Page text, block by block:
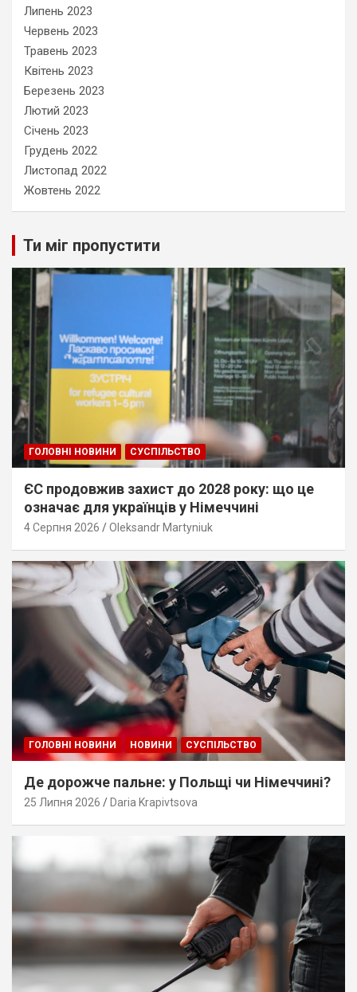
Липень 2023
Червень 2023
Травень 2023
Квітень 2023
Березень 2023
Лютий 2023
Січень 2023
Грудень 2022
Листопад 2022
Жовтень 2022
Ти міг пропустити
ГОЛОВНІ НОВИНИ СУСПІЛЬСТВО
ЄС продовжив захист до 2028 року: що це
означає для українців у Німеччині
4 Серпня 2026 Oleksandr Martyniuk
ГОЛОВНІ НОВИНИ НОВИНИ СУСПІЛЬСТВО
Де дорожче пальне: у Польщі чи Німеччині?
25 Липня 2026 Daria Krapivtsova